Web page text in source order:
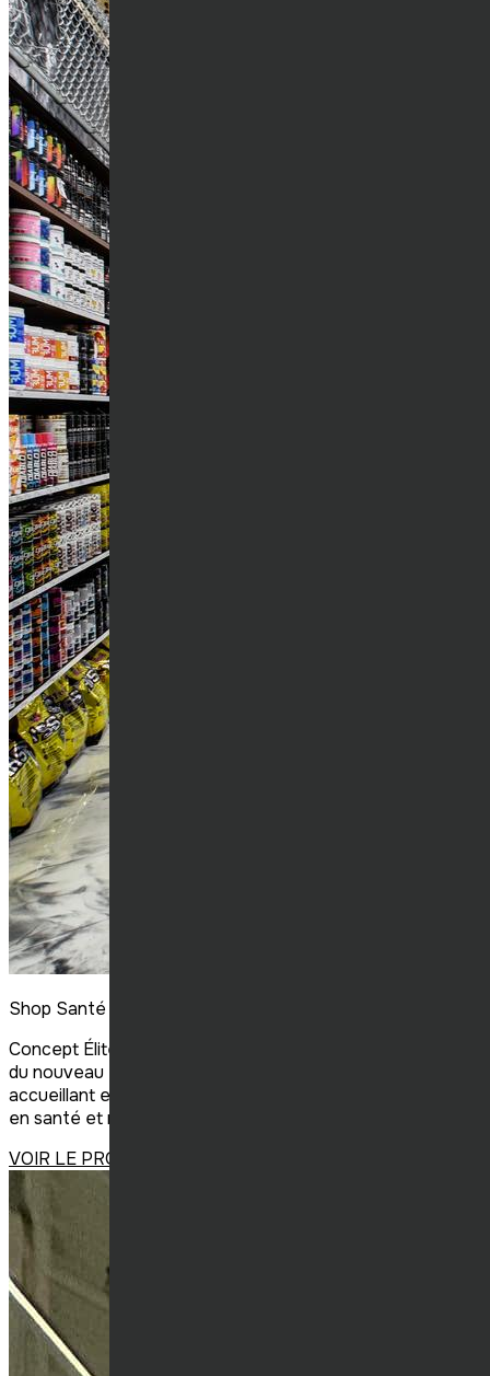
Shop Santé Sorel
Concept Élite Construction a mené à bien la construction
du nouveau Shop Santé à Sorel, créant un environnement
accueillant et adapté aux besoins du commerce spécialisé
en santé et nutrition.
VOIR LE PROJET